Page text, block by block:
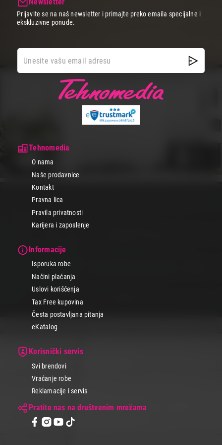
Tehnomedia
O nama
Naše prodavnice
Kontakt
Pravna lica
Pravila privatnosti
Karijera i zaposlenje
Informacije
Isporuka robe
Načini plaćanja
Uslovi korišćenja
Tax Free kupovina
Česta postavljana pitanja
eKatalog
Korisnički servis
Svi brendovi
Vraćanje robe
Reklamacije i servis
Pratite nas na društvenim mrežama
Prijavite se na naš newsletter i primajte preko emaila specijalne i
ekskluzivne ponude.